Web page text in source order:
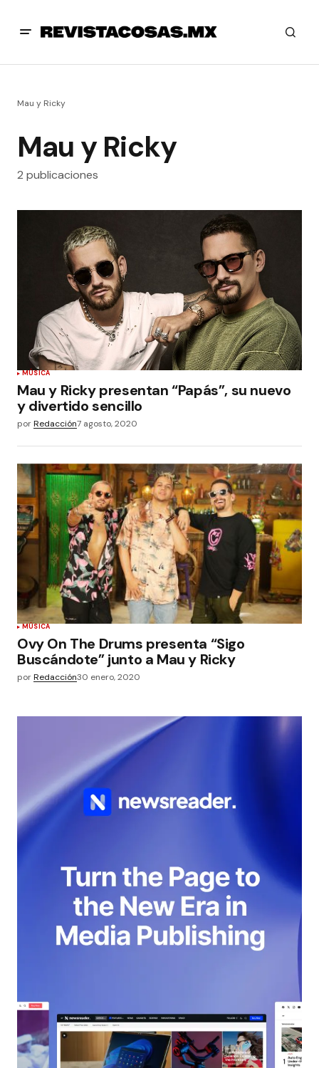
Mau y Ricky
Mau y Ricky
2 publicaciones
MÚSICA
Mau y Ricky presentan “Papás”, su nuevo
y divertido sencillo
porRedacción7 agosto, 2020
MÚSICA
Ovy On The Drums presenta “Sigo
Buscándote” junto a Mau y Ricky
porRedacción30 enero, 2020